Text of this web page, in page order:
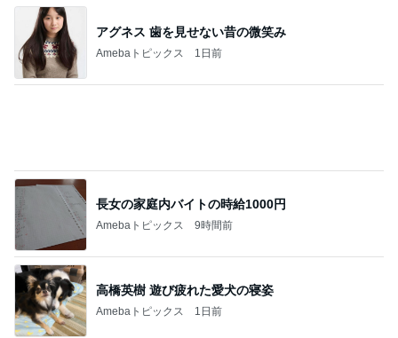
アグネス 歯を見せない昔の微笑み
Amebaトピックス 1日前
高橋英樹 遊び疲れた愛犬の寝姿
Amebaトピックス 1日前